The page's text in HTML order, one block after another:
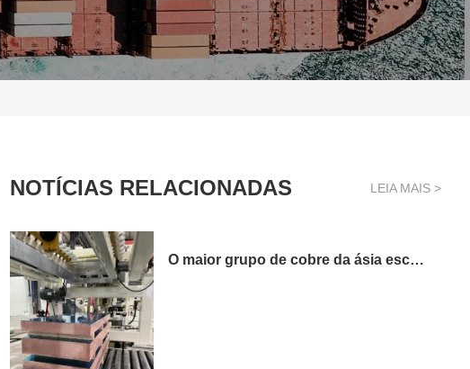
NOTÍCIAS RELACIONADAS LEIA MAIS >
O maior grupo de cobre da ásia escolhe 3 linhas de nós